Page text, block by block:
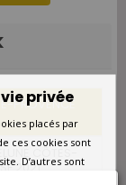
PROVENCE
CÔTES-
2021
privée
placés par
ces cookies sont
D’autres sont